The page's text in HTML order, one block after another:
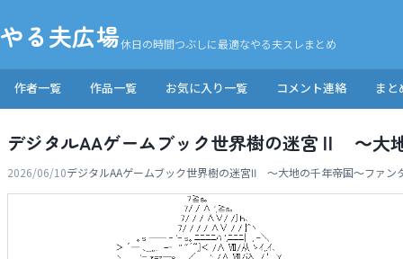
やる夫広場休日の時間つぶしに最適なやる夫スレまとめ
作者一覧 作品一覧 お気に入り一覧 コメント連絡 まと
デジタルAAゲームブック世界樹の迷宮Ⅱ ～
2026/06/10デジタルAAゲームブック世界樹の迷宮Ⅱ ～大地の千年帝国～ファン